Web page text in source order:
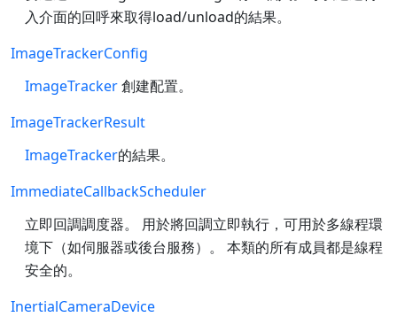
入介面的回呼來取得load/unload的結果。
ImageTrackerConfig
ImageTracker創建配置。
ImageTrackerResult
ImageTracker的結果。
ImmediateCallbackScheduler
立即回調調度器。 用於將回調立即執行，可用於多線程環
境下（如伺服器或後台服務）。 本類的所有成員都是線程
安全的。
InertialCameraDevice